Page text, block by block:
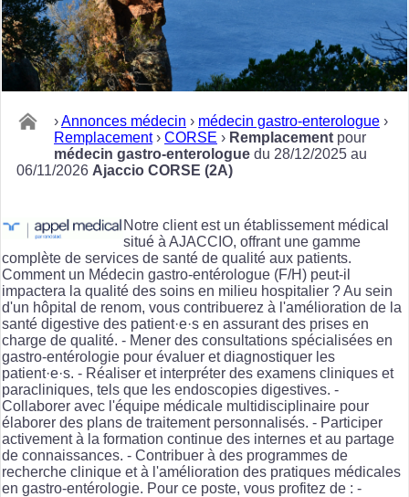
›Annonces médecin › médecin gastro-enterologue ›
Remplacement › CORSE › Remplacement pour
médecin gastro-enterologue du 28/12/2025 au
06/11/2026 Ajaccio CORSE (2A)
Notre client est un établissement médical
situé à AJACCIO, offrant une gamme
complète de services de santé de qualité aux patients.
Comment un Médecin gastro-entérologue (F/H) peut-il
impactera la qualité des soins en milieu hospitalier ? Au sein
d'un hôpital de renom, vous contribuerez à l'amélioration de la
santé digestive des patient·e·s en assurant des prises en
charge de qualité. - Mener des consultations spécialisées en
gastro-entérologie pour évaluer et diagnostiquer les
patient·e·s. - Réaliser et interpréter des examens cliniques et
paracliniques, tels que les endoscopies digestives. -
Collaborer avec l'équipe médicale multidisciplinaire pour
élaborer des plans de traitement personnalisés. - Participer
activement à la formation continue des internes et au partage
de connaissances. - Contribuer à des programmes de
recherche clinique et à l'amélioration des pratiques médicales
en gastro-entérologie. Pour ce poste, vous profitez de : -